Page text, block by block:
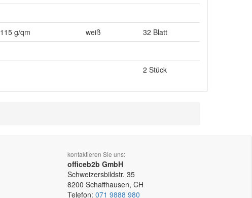
115 g/qm weiß
32 Blatt
2 Stück
kontaktieren Sie uns:
officeb2b GmbH
Schweizersbildstr. 35
8200 Schaffhausen, CH
Telefon: 071 9888 980